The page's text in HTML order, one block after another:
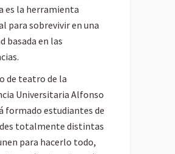
es la herramienta
para sobrevivir en una
basada en las
de teatro de la
Universitaria Alfonso
formado estudiantes de
totalmente distintas
para hacerlo todo,